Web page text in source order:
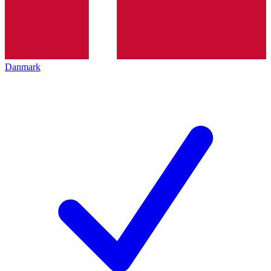
Danmark